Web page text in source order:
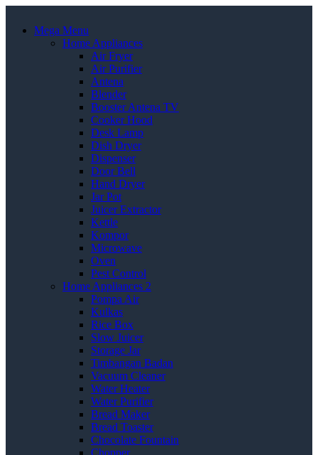
Mega Menu
Home Appliances
Air Fryer
Air Purifier
Antena
Blender
Booster Antena TV
Cooker Hood
Desk Lamp
Dish Dryer
Dispenser
Door Bell
Hand Dryer
Jar Pot
Juicer Extractor
Kettle
Kompor
Microwave
Oven
Pest Control
Home Appliances 2
Pompa Air
Kulkas
Rice Box
Slow Juicer
Storage Jar
Timbangan Badan
Vacuum Cleaner
Water Heater
Water Purifier
Bread Maker
Bread Toaster
Chocolate Fountain
Chopper